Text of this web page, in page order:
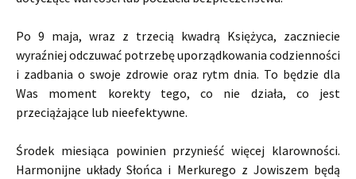
Po 9 maja, wraz z trzecią kwadrą Księżyca, zaczniecie
wyraźniej odczuwać potrzebę uporządkowania codzienności
i zadbania o swoje zdrowie oraz rytm dnia. To będzie dla
Was moment korekty tego, co nie działa, co jest
przeciążające lub nieefektywne.
Środek miesiąca powinien przynieść więcej klarowności.
Harmonijne układy Słońca i Merkurego z Jowiszem będą